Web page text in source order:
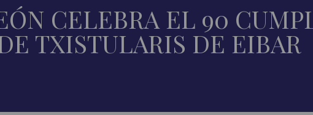
CELEBRA EL 90
TXISTULARIS DE EIBAR